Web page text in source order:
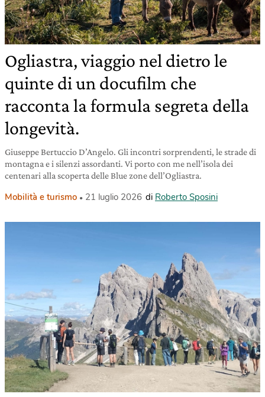
Ogliastra, viaggio nel dietro le
quinte di un docufilm che
racconta la formula segreta della
longevità.
Giuseppe Bertuccio D’Angelo. Gli incontri sorprendenti, le strade di
montagna e i silenzi assordanti. Vi porto con me nell’isola dei
centenari alla scoperta delle Blue zone dell’Ogliastra.
Mobilità e turismo 21 luglio 2026 di Roberto Sposini